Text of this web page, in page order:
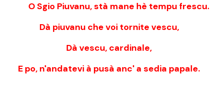
O Sgio Piuvanu, stà mane hè tempu frescu.
Dà piuvanu che voi tornite vescu,
Dà vescu, cardinale,
E po, n'andatevi à pusà anc' a sedia papale.